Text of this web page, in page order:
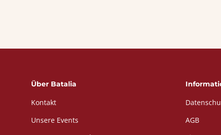
Über Batalia
Kontakt
Unsere Events
AGB